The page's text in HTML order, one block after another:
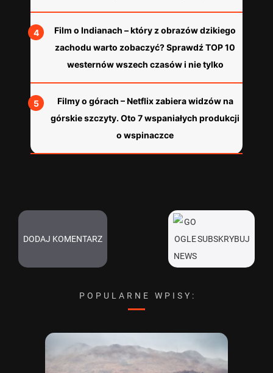
Film o Indianach – który z obrazów dzikiego
zachodu warto zobaczyć? Sprawdź TOP 10
westernów wszech czasów i nie tylko
Filmy o górach – Netflix zabiera widzów na
górskie szczyty. Oto 7 wspaniałych produkcji
o wspinaczce
DODAJ KOMENTARZ SUBSKRYBUJ
POPULARNE WPISY: